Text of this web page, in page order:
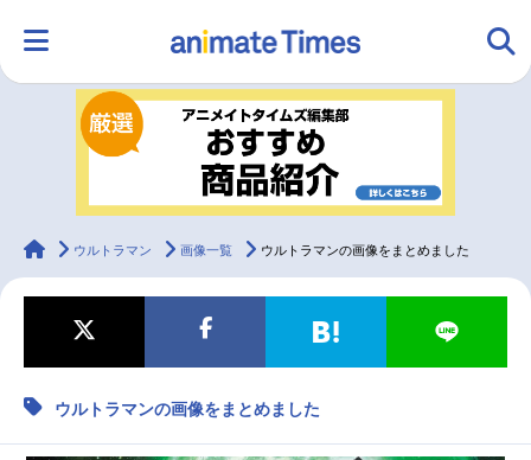
ランキング アニメ
ラジオ みんなの声
マンガ・ラノベ ゲーム・アプリ 音楽 コスプレ
2.5次元 配信・Vtuber トレンド
animateTimes
ウルトラマン 画像一覧 ウルトラマンの画像をまとめました
ウルトラマンの画像をまとめました